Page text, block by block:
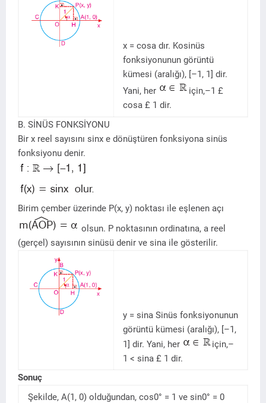
x = cosa dır. Kosinüs
fonksiyonunun görüntü
kümesi (aralığı), [–1, 1] dir.
Yani, her
için,–1 £
cosa £ 1 dir.
B. SİNÜS FONKSİYONU
Bir x reel sayısını sinx e dönüştüren fonksiyona sinüs
fonksiyonu denir.
Birim çember üzerinde P(x, y) noktası ile eşlenen açı
olsun. P noktasının ordinatına, a reel
(gerçel) sayısının sinüsü denir ve sina ile gösterilir.
y = sina Sinüs fonksiyonunun
görüntü kümesi (aralığı), [–1,
1] dir. Yani, her
için,–
1 < sina £ 1 dir.
Sonuç
Şekilde, A(1, 0) olduğundan, cos0° = 1 ve sin0° = 0